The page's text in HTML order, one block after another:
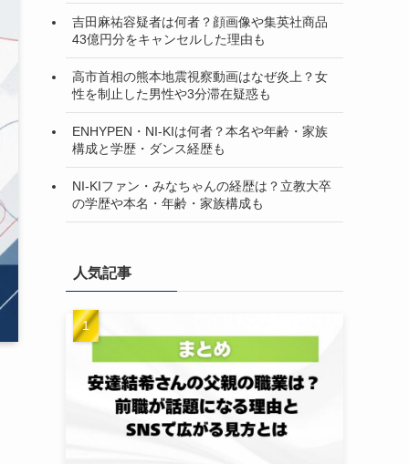
吉田麻祐容疑者は何者？顔画像や集英社商品
43億円分をキャンセルした理由も
高市首相の熊本地震視察動画はなぜ炎上？女
性を制止した男性や3分滞在疑惑も
ENHYPEN・NI-KIは何者？本名や年齢・家族
構成と学歴・ダンス経歴も
NI-KIファン・みなちゃんの経歴は？立教大卒
の学歴や本名・年齢・家族構成も
人気記事